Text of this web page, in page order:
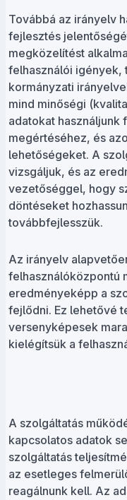
Továbbá az irányelv
fejlesztés
megközelítést
felhasználói igények,
kormányzati
mind minőségi
adatokat használjunk
megértéséhez, és
lehetőségeket. A
vizsgáljuk, és az
vezetőséggel, hogy
döntéseket
továbbfejlesszük.
Az irányelv
felhasználóközpontú
eredményeképp a
fejlődni. Ez lehetővé
versenyképesek
kielégítsük a
A szolgáltatás
kapcsolatos adatok
szolgáltatás
az esetleges
reagálnunk kell. Az